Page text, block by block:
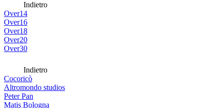
Indietro
Over14
Over16
Over18
Over20
Over30
Indietro
Cocoricò
Altromondo studios
Peter Pan
Matis Bologna